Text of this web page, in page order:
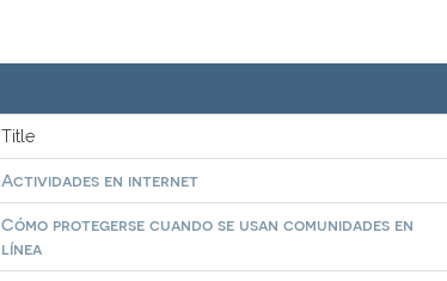
Title
Actividades en internet
Cómo protegerse cuando se usan comunidades en
línea